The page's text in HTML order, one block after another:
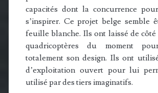
capacités dont la concurrence
s’inspirer. Ce projet belge semble
feuille blanche. Ils ont laissé de côté
quadricoptères du moment
totalement son design. Ils ont
d’exploitation ouvert pour lui
utilisé par des tiers imaginatifs.